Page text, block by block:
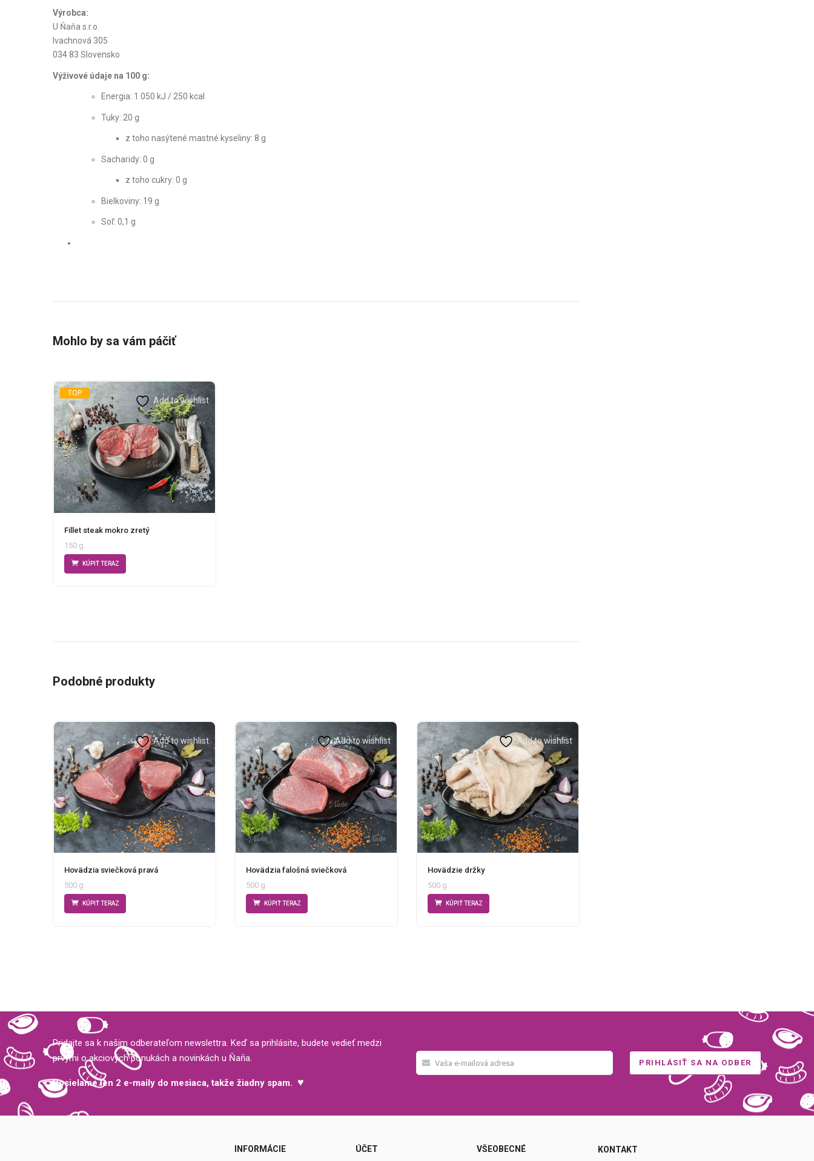
Výrobca:
U Ňaňa s.r.o.
Ivachnová 305
034 83 Slovensko
Výživové údaje na 100 g:
Energia: 1 050 kJ / 250 kcal
Tuky: 20 g
z toho nasýtené mastné kyseliny: 8 g
Sacharidy: 0 g
z toho cukry: 0 g
Bielkoviny: 19 g
Soľ: 0,1 g
Mohlo by sa vám páčiť
TOP
Add to wishlist
Fillet steak mokro zretý
150 g
KÚPIŤ TERAZ
Podobné produkty
Add to wishlist
Hovädzia sviečková pravá
500 g
KÚPIŤ TERAZ
Add to wishlist
Hovädzia falošná sviečková
500 g
KÚPIŤ TERAZ
Add to wishlist
Hovädzie držky
500 g
KÚPIŤ TERAZ
Pridajte sa k našim odberateľom newslettra. Keď sa prihlásite, budete vedieť medzi
prvými o akciových ponukách a novinkách u Ňaňa.
Posielame len 2 e-maily do mesiaca, takže žiadny spam. ♥
INFORMÁCIE ÚČET VŠEOBECNÉ KONTAKT
0